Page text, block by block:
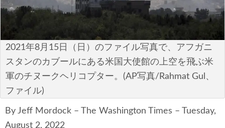
ポリシー
税制・予算
エネルギー・環境
サイバーセキュリティ―
2021年8月15日（日）のファイル写真で、アフガニ
スタンのカブールにある米国大使館の上空を飛ぶ米
軍のチヌークヘリコプター。(AP写真/Rahmat Gul、
ファイル)
By Jeff Mordock – The Washington Times – Tuesday,
August 2, 2022